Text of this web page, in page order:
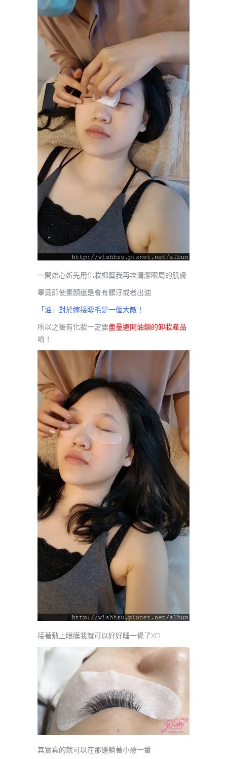
一開始心妡先用化妝棉幫我再次清潔眼周的肌膚
畢竟即使素顏還是會有髒汙或者出油
「油」對於嫁接睫毛是一個大敵！
所以之後有化妝一定要盡量避開油類的卸妝產品
唷！
接著敷上眼膜我就可以好好睡一覺了XD
其實真的就可以在那邊躺著小憩一番